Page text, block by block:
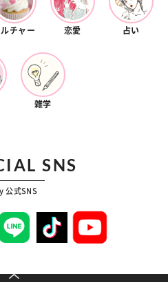
チャー 恋愛 占い
雑学
SNS
公式SNS